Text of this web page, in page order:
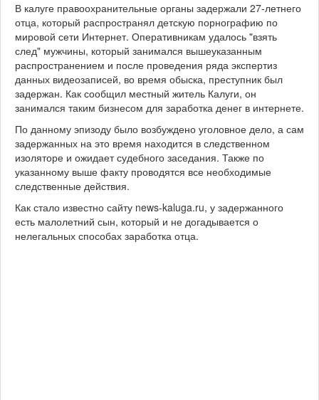
В калуге правоохранительные органы задержали 27-летнего
отца, который распространял детскую порнографию по
мировой сети Интернет. Оперативникам удалось "взять
след" мужчины, который занимался вышеуказанным
распространением и после проведения ряда экспертиз
данных видеозаписей, во время обыска, преступник был
задержан. Как сообщил местный житель Калуги, он
занимался таким бизнесом для заработка денег в интернете.
По данному эпизоду было возбуждено уголовное дело, а сам
задержанных на это время находится в следственном
изоляторе и ожидает судебного заседания. Также по
указанному выше факту проводятся все необходимые
следственные действия.
Как стало известно сайту news-kaluga.ru, у задержанного
есть малолетний сын, который и не догадывается о
нелегальных способах заработка отца.